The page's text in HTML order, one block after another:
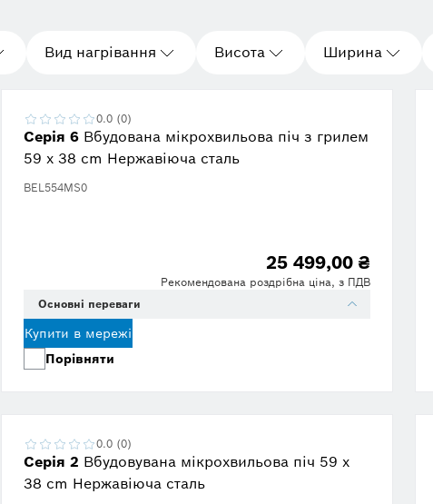
Вид нагрівання Висота Ширина
Серія 6 Вбудована мікрохвильова піч з грилем
59 x 38 cm Нержавіюча сталь
BEL554MS0
0.0 (0)
25 499,00 ₴
Рекомендована роздрібна ціна, з ПДВ
Основні переваги
Купити в мережі
Порівняти
Серія 2 Вбудовувана мікрохвильова піч 59 x
38 cm Нержавіюча сталь
0.0 (0)